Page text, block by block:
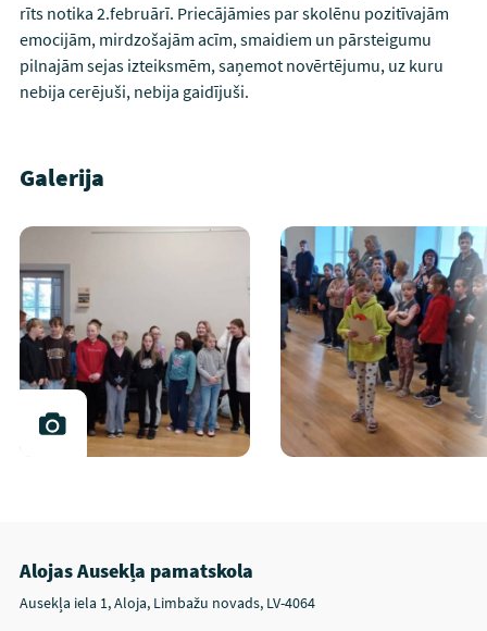
rīts notika 2.februārī. Priecājāmies par skolēnu pozitīvajām
emocijām, mirdzošajām acīm, smaidiem un pārsteigumu
pilnajām sejas izteiksmēm, saņemot novērtējumu, uz kuru
nebija cerējuši, nebija gaidījuši.
Galerija
Alojas Ausekļa pamatskola
Ausekļa iela 1, Aloja, Limbažu novads, LV-4064